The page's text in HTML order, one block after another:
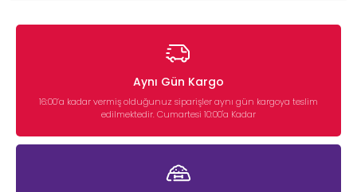
Aynı Gün Kargo
16:00’a kadar vermiş olduğunuz siparişler aynı gün kargoya teslim
edilmektedir. Cumartesi 10:00'a Kadar